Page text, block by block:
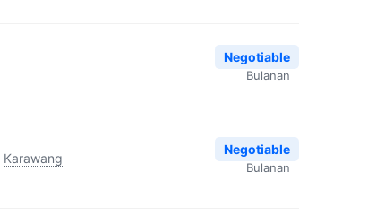
Negotiable
Bulanan
Karawang
Negotiable
Bulanan